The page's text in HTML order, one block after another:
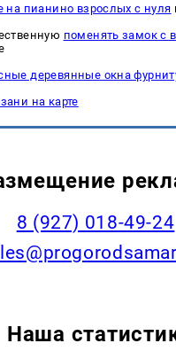
на пианино взрослых с нуля
поменять замок с
деревянные окна
на карте
8 (927) 018-49-24
Наша